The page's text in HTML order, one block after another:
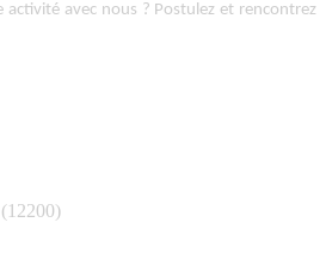
avec nous ? Postulez et rencontrez